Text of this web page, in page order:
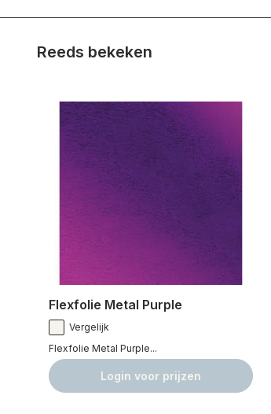
Reeds bekeken
Flexfolie Metal Purple
Vergelijk
Flexfolie Metal Purple...
Login voor prijzen